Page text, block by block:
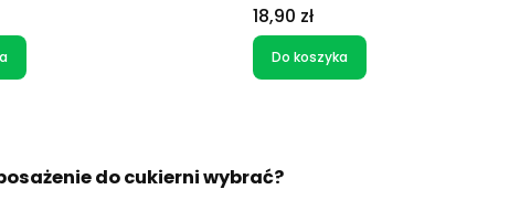
Cena
18,90 zł
Do koszyka
do cukierni wybrać?